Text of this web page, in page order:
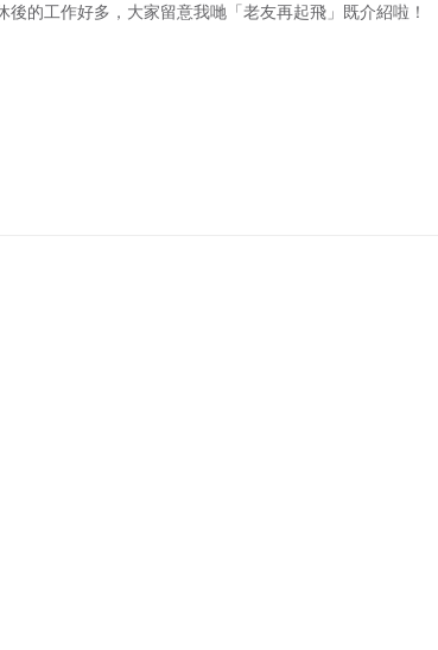
的工作好多，大家留意我哋「老友再起飛」既介紹啦！